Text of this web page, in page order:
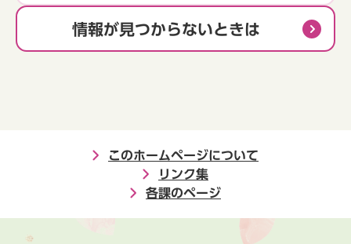
情報が見つからないときは
このホームページについて
リンク集
各課のページ